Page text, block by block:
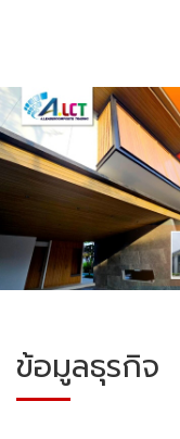
ข้อมูลธุรกิจ